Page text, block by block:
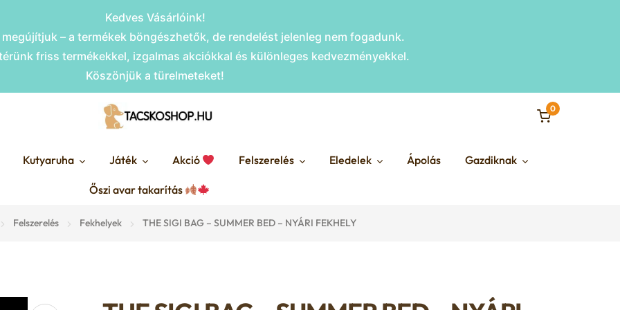
Kedves Vásárlóink!
– a termékek böngészhetők, de rendelést jelenleg nem fogadunk.
friss termékekkel, izgalmas akciókkal és különleges kedvezményekkel.
Köszönjük a türelmeteket!
0
Kutyaruha Játék Akció Felszerelés Eledelek Ápolás Gazdiknak
Őszi avar takarítás
Felszerelés Fekhelyek THE SIGI BAG – SUMMER BED – NYÁRI FEKHELY